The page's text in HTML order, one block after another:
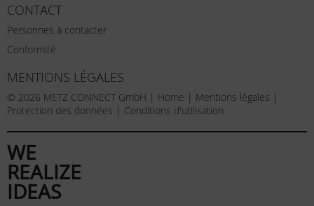
CONTACT
Personnes à contacter
Conformité
MENTIONS LÉGALES
© 2026 METZ CONNECT GmbH | Home | Mentions légales |
Protection des données | Conditions d'utilisation
WE
REALIZE
IDEAS